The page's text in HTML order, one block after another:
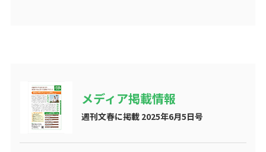
メディア掲載情報
週刊文春に掲載 2025年6月5日号